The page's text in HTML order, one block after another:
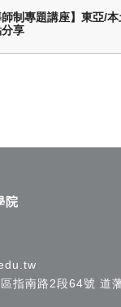
師制專題講座】東亞/
享
院
指南路2段64號 道